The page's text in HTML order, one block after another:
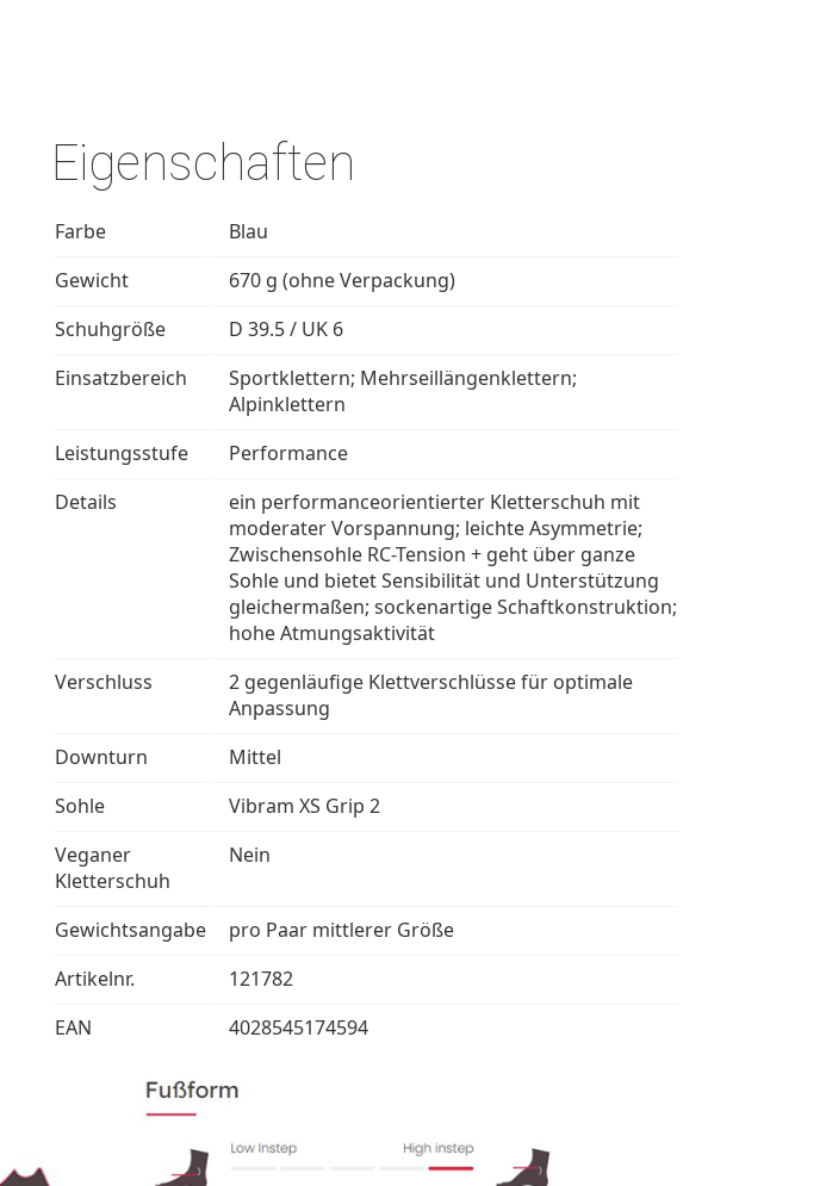
Eigenschaften
Farbe
Blau
Gewicht
670 g (ohne Verpackung)
Schuhgröße
D 39.5 / UK 6
Einsatzbereich
Sportklettern; Mehrseillängenklettern;
Alpinklettern
Leistungsstufe
Performance
Details
ein performanceorientierter Kletterschuh mit
moderater Vorspannung; leichte Asymmetrie;
Zwischensohle RC-Tension + geht über ganze
Sohle und bietet Sensibilität und Unterstützung
gleichermaßen; sockenartige Schaftkonstruktion;
hohe Atmungsaktivität
Verschluss
2 gegenläufige Klettverschlüsse für optimale
Anpassung
Downturn
Mittel
Sohle
Vibram XS Grip 2
Veganer
Kletterschuh
Nein
Gewichtsangabe
pro Paar mittlerer Größe
Artikelnr.
121782
EAN
4028545174594